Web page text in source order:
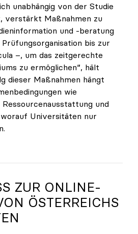
unabhängig von der Studie
verstärkt Maßnahmen zu
und -beratung
bis zur
–, um das zeitgerechte
zu ermöglichen“, hält
dieser Maßnahmen hängt
wie
Ressourcenausstattung und
Universitäten nur
ist im ureigenen
ZUR ONLINE-
ÖSTERREICHS